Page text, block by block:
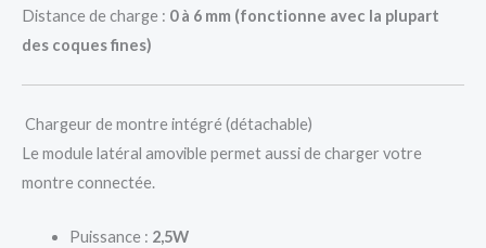
Distance de charge : 0 à 6 mm (fonctionne avec la plupart
des coques fines)
Chargeur de montre intégré (détachable)
Le module latéral amovible permet aussi de charger votre
montre connectée.
Puissance : 2,5W